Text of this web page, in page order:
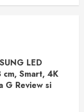
LED
Smart, 4K
G Review si